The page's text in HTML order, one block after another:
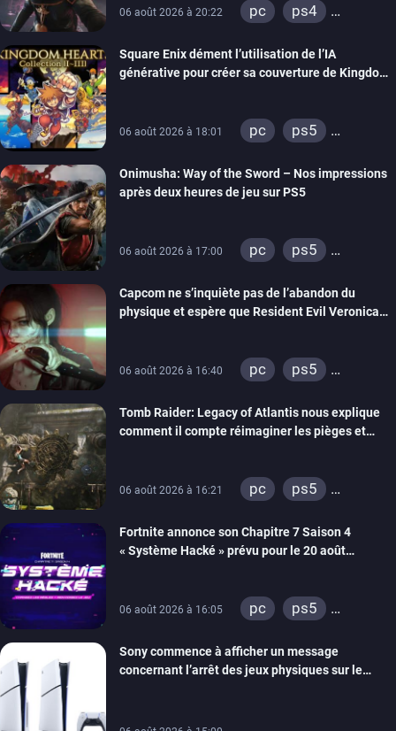
06 août 2026 à 20:22 pc
ps4
Square Enix dément l’utilisation de l’IA
générative pour créer sa couverture de Kingdom
06 août 2026 à 18:01 pc
ps5
switch 2
Onimusha: Way of the Sword – Nos impressions
après deux heures de jeu sur PS5
06 août 2026 à 17:00 pc
ps5
switch 2
Capcom ne s’inquiète pas de l’abandon du
physique et espère que Resident Evil Veronica
06 août 2026 à 16:40 pc
ps5
switch 2
Tomb Raider: Legacy of Atlantis nous explique
comment il compte réimaginer les pièges et
06 août 2026 à 16:21 pc
ps5
switch 2
Fortnite annonce son Chapitre 7 Saison 4
« Système Hacké » prévu pour le 20 août
06 août 2026 à 16:05 pc
ps5
switch
ios
android
ps4
Sony commence à afficher un message
concernant l’arrêt des jeux physiques sur le